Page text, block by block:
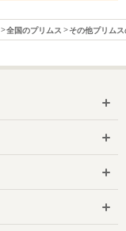
全国のプリムス その他プリム